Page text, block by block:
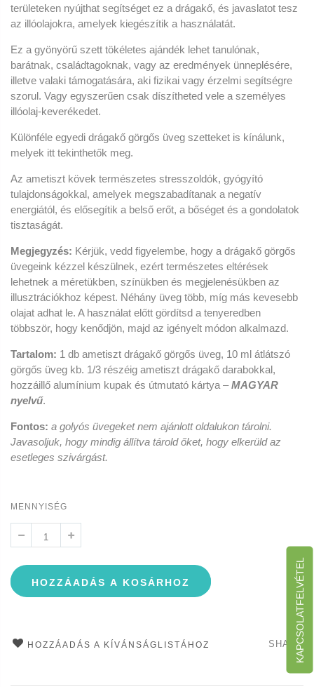
területeken nyújthat segítséget ez a drágakő, és javaslatot tesz
az illóolajokra, amelyek kiegészítik a használatát.
Ez a gyönyörű szett tökéletes ajándék lehet tanulónak,
barátnak, családtagoknak, vagy az eredmények ünneplésére,
illetve valaki támogatására, aki fizikai vagy érzelmi segítségre
szorul. Vagy egyszerűen csak díszítheted vele a személyes
illóolaj-keverékedet.
Különféle egyedi drágakő görgős üveg szetteket is kínálunk,
melyek itt tekinthetők meg.
Az ametiszt kövek természetes stresszoldók, gyógyító
tulajdonságokkal, amelyek megszabadítanak a negatív
energiától, és elősegítik a belső erőt, a bőséget és a gondolatok
tisztaságát.
Megjegyzés: Kérjük, vedd figyelembe, hogy a drágakő görgős
üvegeink kézzel készülnek, ezért természetes eltérések
lehetnek a méretükben, színükben és megjelenésükben az
illusztrációkhoz képest. Néhány üveg több, míg más kevesebb
olajat adhat le. A használat előtt gördítsd a tenyeredben
többször, hogy kenődjön, majd az igényelt módon alkalmazd.
Tartalom: 1 db ametiszt drágakő görgős üveg, 10 ml átlátszó
görgős üveg kb. 1/3 részéig ametiszt drágakő darabokkal,
hozzáillő alumínium kupak és útmutató kártya –MAGYAR
nyelvű.
Fontos: a golyós üvegeket nem ajánlott oldalukon tárolni.
Javasoljuk, hogy mindig állítva tárold őket, hogy elkerüld az
esetleges szivárgást.
MENNYISÉG
HOZZÁADÁS A KOSÁRHOZ
HOZZÁADÁS A KÍVÁNSÁGLISTÁHOZ SHARE
KAPCSOLATFELVÉTEL